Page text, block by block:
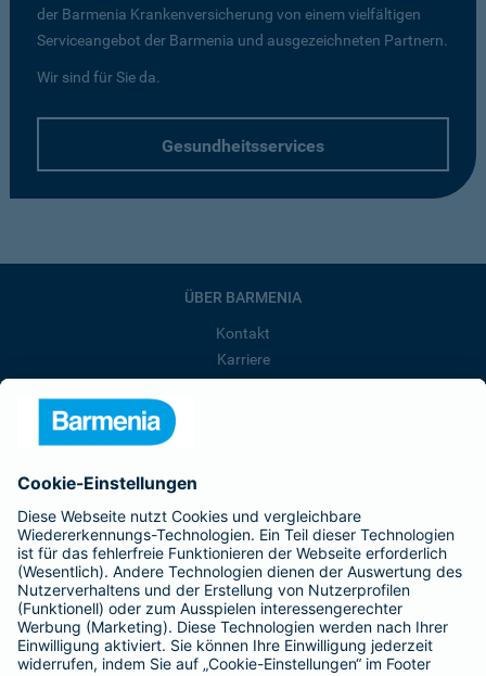
der Barmenia Krankenversicherung von einem vielfältigen
Serviceangebot der Barmenia und ausgezeichneten Partnern.
Wir sind für Sie da.
Gesundheitsservices
ÜBER BARMENIA
Kontakt
Karriere
Barmenia ist Teil der BarmeniaGothaer
BELIEBTE SEITEN
Kranken-Zusatzversicherung
Tierversicherungen
Haftpflichtversicherung
Hausratversicherung